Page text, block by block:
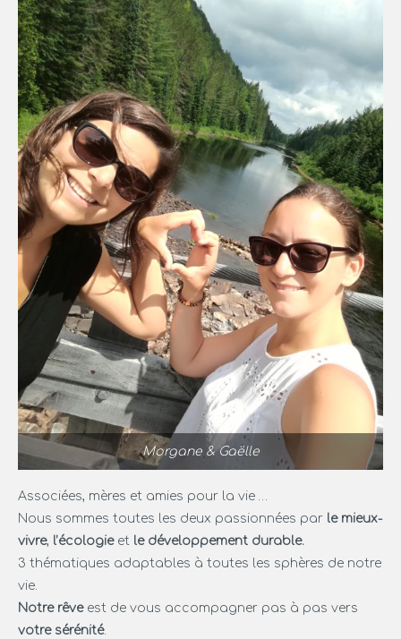
Morgane & Gaëlle
Associées, mères et amies pour la vie …
Nous sommes toutes les deux passionnées par le mieux-
vivre, l’écologieet le développement durable.
3 thématiques adaptables à toutes les sphères de notre
vie.
Notre rêveest de vous accompagner pas à pas vers
votre sérénité.